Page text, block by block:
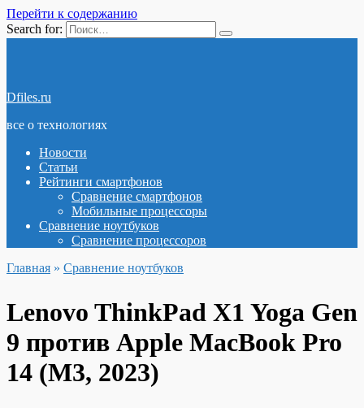
Перейти к содержанию
Search for:
Dfiles.ru
все о технологиях
Новости
Статьи
Рейтинги смартфонов
Сравнение смартфонов
Мобильные процессоры
Сравнение ноутбуков
Сравнение процессоров
Главная » Сравнение ноутбуков
Lenovo ThinkPad X1 Yoga Gen
9 против Apple MacBook Pro
14 (M3, 2023)